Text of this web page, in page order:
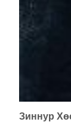
Зиннур